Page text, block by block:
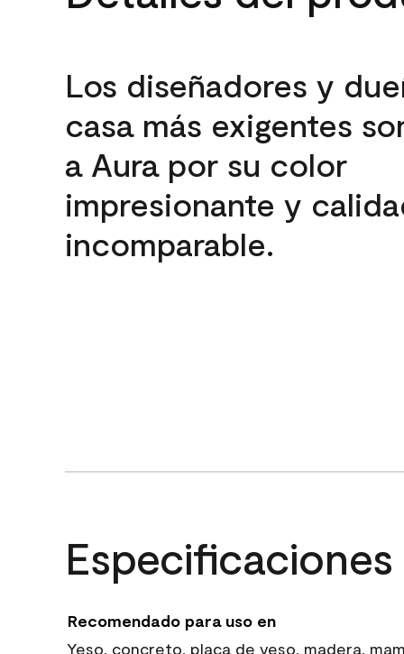
Los diseñadores y
casa más exigentes
a Aura por su color
impresionante y
incomparable.
Especificaciones
Recomendado para uso en
Yeso, concreto, placa de yeso, madera,